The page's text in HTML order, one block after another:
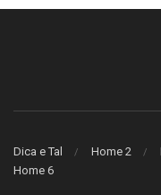
Dica e Tal Home 2
Home 6